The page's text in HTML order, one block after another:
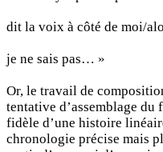
dit la voix à côté de moi/
je ne sais pas… »
Or, le travail de
tentative d’assemblage
fidèle d’une histoire
chronologie précise mais